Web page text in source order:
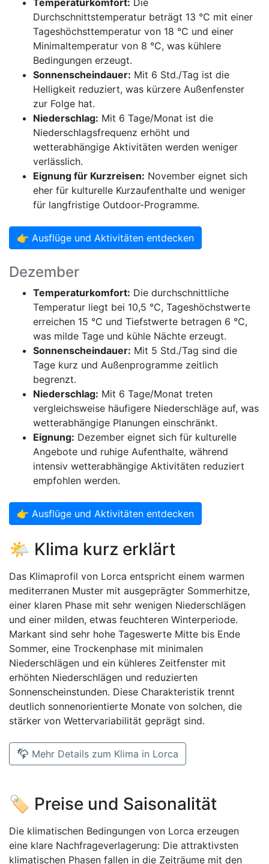
Temperaturkomfort: Die
Durchschnittstemperatur beträgt 13 °C mit einer
Tageshöchsttemperatur von 18 °C und einer
Minimaltemperatur von 8 °C, was kühlere
Bedingungen erzeugt.
Sonnenscheindauer: Mit 6 Std./Tag ist die
Helligkeit reduziert, was kürzere Außenfenster
zur Folge hat.
Niederschlag: Mit 6 Tage/Monat ist die
Niederschlagsfrequenz erhöht und
wetterabhängige Aktivitäten werden weniger
verlässlich.
Eignung für Kurzreisen: November eignet sich
eher für kulturelle Kurzaufenthalte und weniger
für langfristige Outdoor-Programme.
👉 Ausflüge und Aktivitäten entdecken
Dezember
Temperaturkomfort: Die durchschnittliche
Temperatur liegt bei 10,5 °C, Tageshöchstwerte
erreichen 15 °C und Tiefstwerte betragen 6 °C,
was milde Tage und kühle Nächte erzeugt.
Sonnenscheindauer: Mit 5 Std./Tag sind die
Tage kurz und Außenprogramme zeitlich
begrenzt.
Niederschlag: Mit 6 Tage/Monat treten
vergleichsweise häufigere Niederschläge auf, was
wetterabhängige Planungen einschränkt.
Eignung: Dezember eignet sich für kulturelle
Angebote und ruhige Aufenthalte, während
intensiv wetterabhängige Aktivitäten reduziert
empfohlen werden.
👉 Ausflüge und Aktivitäten entdecken
🌤️ Klima kurz erklärt
Das Klimaprofil von Lorca entspricht einem warmen
mediterranen Muster mit ausgeprägter Sommerhitze,
einer klaren Phase mit sehr wenigen Niederschlägen
und einer milden, etwas feuchteren Winterperiode.
Markant sind sehr hohe Tageswerte Mitte bis Ende
Sommer, eine Trockenphase mit minimalen
Niederschlägen und ein kühleres Zeitfenster mit
erhöhten Niederschlägen und reduzierten
Sonnenscheinstunden. Diese Charakteristik trennt
deutlich sonnenorientierte Monate von solchen, die
stärker von Wettervariabilität geprägt sind.
Mehr Details zum Klima in Lorca
🏷️ Preise und Saisonalität
Die klimatischen Bedingungen von Lorca erzeugen
eine klare Nachfrageverlagerung: Die attraktivsten
klimatischen Phasen fallen in die Zeiträume mit den